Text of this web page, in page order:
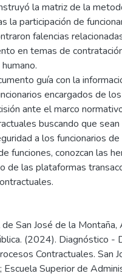
la matriz de la
la participación de
falencias
en temas de
guía con la
encargados de
ante el marco
buscando que
a los funcionarios
funciones, conozcan las
de las plataformas
San José de la
(2024). Diagnóstico -
Contractuales. San
Escuela Superior de